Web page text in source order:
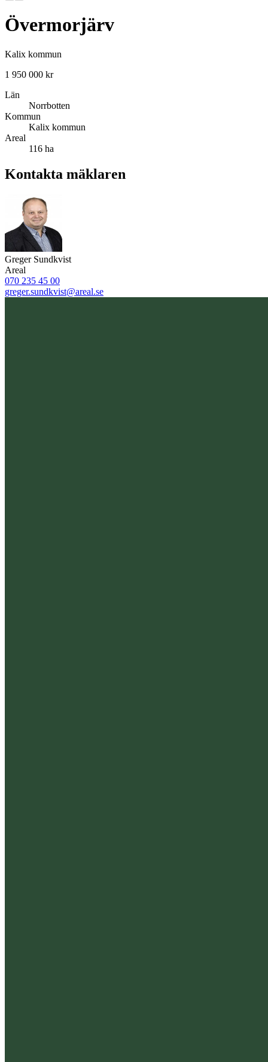
Övermorjärv
Kalix kommun
1 950 000 kr
Län
Norrbotten
Kommun
Kalix kommun
Areal
116 ha
Kontakta mäklaren
Greger Sundkvist
Areal
070 235 45 00
greger.sundkvist@areal.se